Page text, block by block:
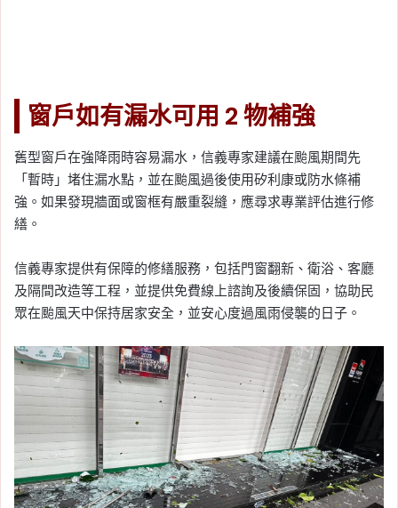
窗戶如有漏水可用 2 物補強
舊型窗戶在強降雨時容易漏水，信義專家建議在颱風期間先
「暫時」堵住漏水點，並在颱風過後使用矽利康或防水條補
強。如果發現牆面或窗框有嚴重裂縫，應尋求專業評估進行修
繕。
信義專家提供有保障的修繕服務，包括門窗翻新、衛浴、客廳
及隔間改造等工程，並提供免費線上諮詢及後續保固，協助民
眾在颱風天中保持居家安全，並安心度過風雨侵襲的日子。